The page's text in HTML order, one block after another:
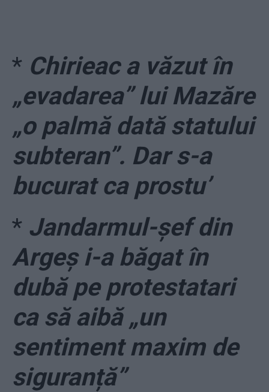
* Chirieac a văzut în
„evadarea” lui Mazăre
„o palmă dată statului
subteran”. Dar s-a
bucurat ca prostu’
* Jandarmul-șef din
Argeș i-a băgat în
dubă pe protestatari
ca să aibă „un
sentiment maxim de
siguranță”